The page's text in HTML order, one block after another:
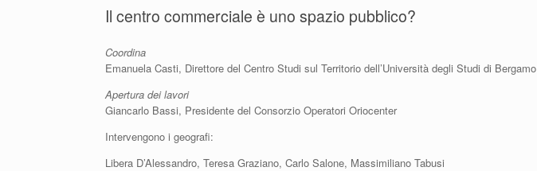
Il centro commerciale è uno spazio pubblico?
Coordina
Emanuela Casti, Direttore del Centro Studi sul Territorio dell’Università degli Studi di Bergamo
Apertura dei lavori
Giancarlo Bassi, Presidente del Consorzio Operatori Oriocenter
Intervengono i geografi:
Libera D’Alessandro, Teresa Graziano, Carlo Salone, Massimiliano Tabusi